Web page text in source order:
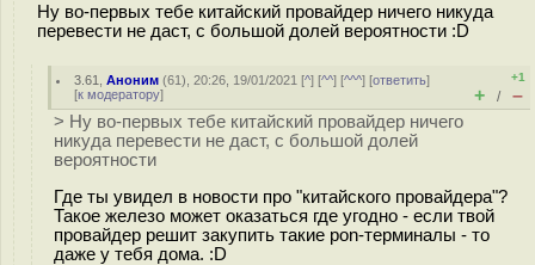
Ну во-первых тебе китайский провайдер ничего никуда
перевести не даст, с большой долей вероятности :D
3.61 ,Аноним (61), 20:26, 19/01/2021 [^] [^^] [^^^] [ответить]
[к модератору]
+1
+ / –
> Ну во-первых тебе китайский провайдер ничего
никуда перевести не даст, с большой долей
вероятности
Где ты увидел в новости про "китайского провайдера"?
Такое железо может оказаться где угодно - если твой
провайдер решит закупить такие pon-терминалы - то
даже у тебя дома. :D